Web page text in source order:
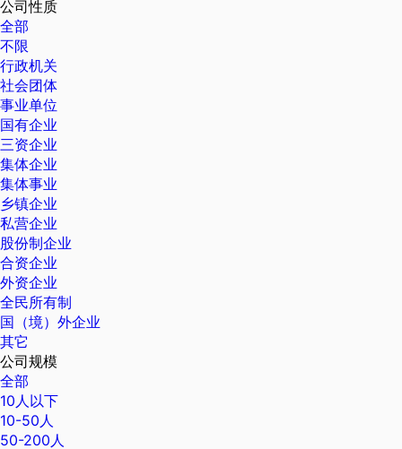
公司性质
全部
不限
行政机关
社会团体
事业单位
国有企业
三资企业
集体企业
集体事业
乡镇企业
私营企业
股份制企业
合资企业
外资企业
全民所有制
国（境）外企业
其它
公司规模
全部
10人以下
10-50人
50-200人